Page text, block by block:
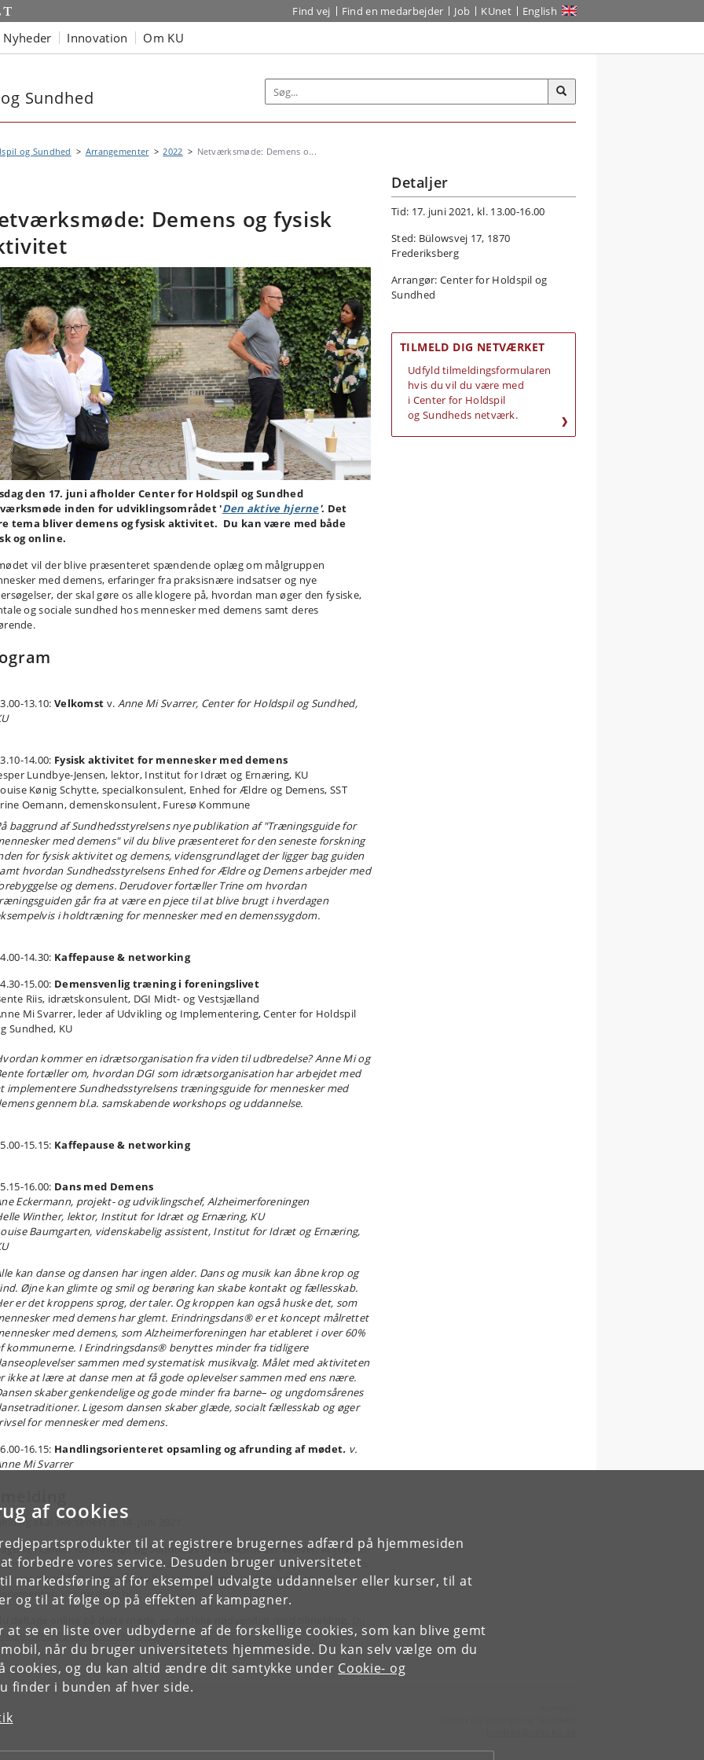
af cookies
til at registrere brugernes adfærd på hjemmesiden
forbedre vores service. Desuden bruger universitetet
markedsføring af for eksempel udvalgte uddannelser eller kurser, til at
og til at følge op på effekten af kampagner.
at se en liste over udbyderne af de forskellige cookies, som kan blive gemt
når du bruger universitetets hjemmeside. Du kan selv vælge om du
cookies, og du kan altid ændre dit samtykke under Cookie- og
finder i bunden af hver side.
Find vej Find en medarbejder Job KUnet English
Nyheder Innovation Om KU
Sundhed
og Sundhed Arrangementer 2022 Netværksmøde: Demens o...
Demens og fysisk
den 17. juni afholder Center for Holdspil og Sundhed
inden for udviklingsområdet 'Den aktive hjerne'. Det
tema bliver demens og fysisk aktivitet. Du kan være med både
og online.
vil der blive præsenteret spændende oplæg om målgruppen
med demens, erfaringer fra praksisnære indsatser og nye
der skal gøre os alle klogere på, hvordan man øger den fysiske,
og sociale sundhed hos mennesker med demens samt deres
13.10: Velkomst v. Anne Mi Svarrer, Center for Holdspil og Sundhed,
14.00: Fysisk aktivitet for mennesker med demens
Lundbye-Jensen, lektor, Institut for Idræt og Ernæring, KU
Kønig Schytte, specialkonsulent, Enhed for Ældre og Demens, SST
Oemann, demenskonsulent, Furesø Kommune
baggrund af Sundhedsstyrelsens nye publikation af "Træningsguide for
med demens" vil du blive præsenteret for den seneste forskning
for fysisk aktivitet og demens, vidensgrundlaget der ligger bag guiden
hvordan Sundhedsstyrelsens Enhed for Ældre og Demens arbejder med
og demens. Derudover fortæller Trine om hvordan
går fra at være en pjece til at blive brugt i hverdagen
i holdtræning for mennesker med en demenssygdom.
14.30: Kaffepause & networking
15.00: Demensvenlig træning i foreningslivet
Riis, idrætskonsulent, DGI Midt- og Vestsjælland
Mi Svarrer, leder af Udvikling og Implementering, Center for Holdspil
Sundhed, KU
kommer en idrætsorganisation fra viden til udbredelse? Anne Mi og
fortæller om, hvordan DGI som idrætsorganisation har arbejdet med
implementere Sundhedsstyrelsens træningsguide for mennesker med
gennem bl.a. samskabende workshops og uddannelse.
15.15: Kaffepause & networking
16.00: Dans med Demens
Eckermann, projekt- og udviklingschef, Alzheimerforeningen
Winther, lektor, Institut for Idræt og Ernæring, KU
Baumgarten, videnskabelig assistent, Institut for Idræt og Ernæring,
kan danse og dansen har ingen alder. Dans og musik kan åbne krop og
Øjne kan glimte og smil og berøring kan skabe kontakt og fællesskab.
er det kroppens sprog, der taler. Og kroppen kan også huske det, som
med demens har glemt. Erindringsdans® er et koncept målrettet
med demens, som Alzheimerforeningen har etableret i over 60%
kommunerne. I Erindringsdans® benyttes minder fra tidligere
sammen med systematisk musikvalg. Målet med aktiviteten
ikke at lære at danse men at få gode oplevelser sammen med ens nære.
skaber genkendelige og gode minder fra barne– og ungdomsårenes
Ligesom dansen skaber glæde, socialt fællesskab og øger
for mennesker med demens.
16.15: Handlingsorienteret opsamling og afrunding af mødet. v.
Mi Svarrer
skal ske senest d. 14. juni 2021.
i Center for Holdspil og Sundheds netværksmøder kræver, at man er
af centrets netværk. Det er gratis både at tilmelde sig og være medlem,
medlem får du løbende invitationer til kommende møder og
Bliv medlem her.
følge mødet via dette link (Zoom).
Detaljer
Tid: 17. juni 2021, kl. 13.00-16.00
Sted: Bülowsvej 17, 1870
Frederiksberg
Arrangør: Center for Holdspil og
Sundhed
TILMELD DIG NETVÆRKET
Udfyld tilmeldingsformularen
hvis du vil du være med
i Center for Holdspil
og Sundheds netværk.